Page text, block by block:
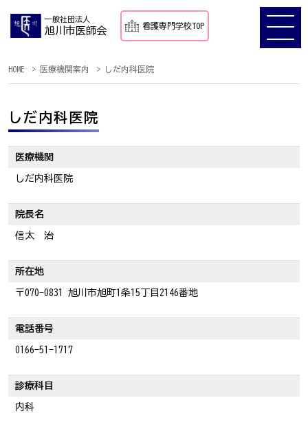
一般社団法人
旭川市医師会 看護専門学校TOP
HOME 医療機関案内 しだ内科医院
しだ内科医院
医療機関
しだ内科医院
院長名
信太 治
所在地
〒070-0831 旭川市旭町1条15丁目2146番地
電話番号
0166-51-1717
診療科目
内科